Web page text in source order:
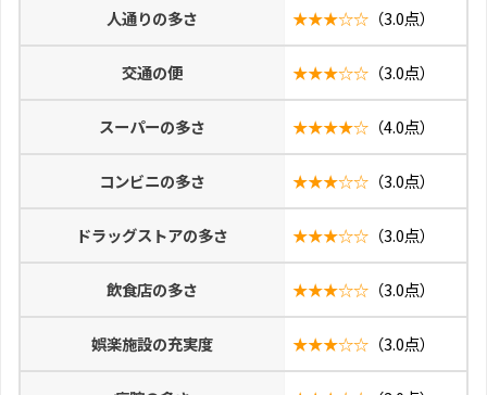
人通りの多さ ★★★☆☆ （3.0点）
交通の便 ★★★☆☆ （3.0点）
スーパーの多さ ★★★★☆ （4.0点）
コンビニの多さ ★★★☆☆ （3.0点）
ドラッグストアの多さ ★★★☆☆ （3.0点）
飲食店の多さ ★★★☆☆ （3.0点）
娯楽施設の充実度 ★★★☆☆ （3.0点）